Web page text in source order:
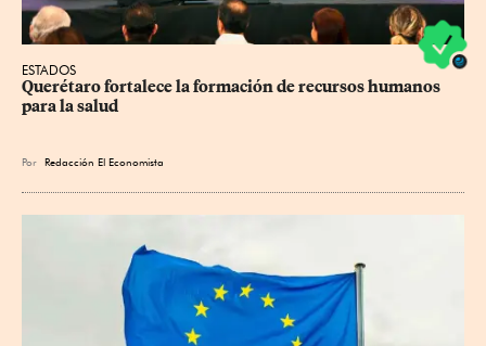
ESTADOS
Querétaro fortalece la formación de recursos humanos
para la salud
Por Redacción El Economista